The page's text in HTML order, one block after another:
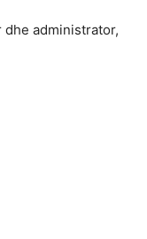
dhe administrator,